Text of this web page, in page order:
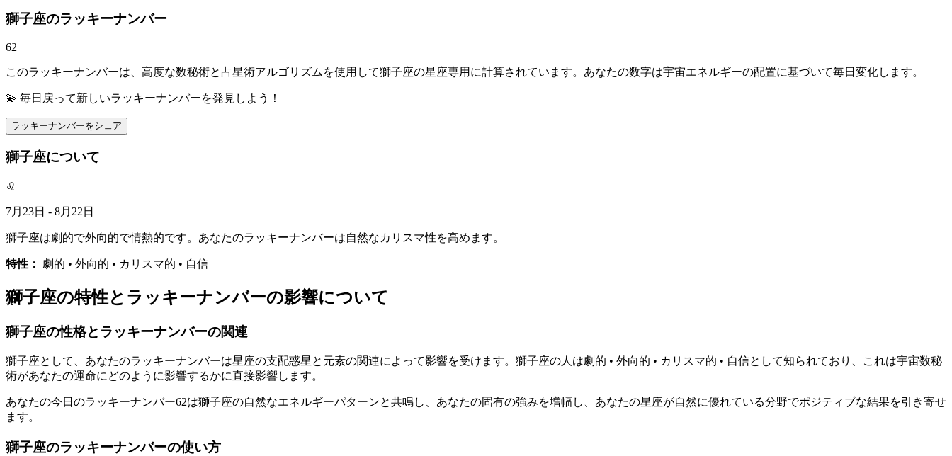
獅子座のラッキーナンバー
62
このラッキーナンバーは、高度な数秘術と占星術アルゴリズムを使用して獅子座の星座専用に計算されています。あなたの数字は宇宙エネルギーの配置に基づいて毎日変化します。
💫 毎日戻って新しいラッキーナンバーを発見しよう！
ラッキーナンバーをシェア
獅子座について
♌
7月23日 - 8月22日
獅子座は劇的で外向的で情熱的です。あなたのラッキーナンバーは自然なカリスマ性を高めます。
特性： 劇的 • 外向的 • カリスマ的 • 自信
獅子座の特性とラッキーナンバーの影響について
獅子座の性格とラッキーナンバーの関連
獅子座として、あなたのラッキーナンバーは星座の支配惑星と元素の関連によって影響を受けます。獅子座の人は劇的 • 外向的 • カリスマ的 • 自信として知られており、これは宇宙数秘
術があなたの運命にどのように影響するかに直接影響します。
あなたの今日のラッキーナンバー62は獅子座の自然なエネルギーパターンと共鳴し、あなたの固有の強みを増幅し、あなたの星座が自然に優れている分野でポジティブな結果を引き寄せ
ます。
獅子座のラッキーナンバーの使い方